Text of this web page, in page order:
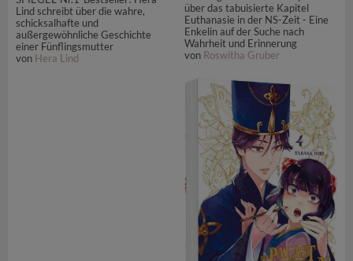
Lind schreibt über die wahre,
schicksalhafte und
außergewöhnliche Geschichte
einer Fünflingsmutter
von Hera Lind
über das tabuisierte Kapitel
Euthanasie in der NS-Zeit - Eine
Enkelin auf der Suche nach
Wahrheit und Erinnerung
von Roswitha Gruber